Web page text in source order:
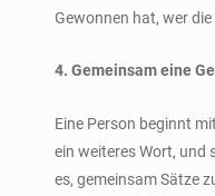
Gewonnen hat, wer
4. Gemeinsam eine
Eine Person beginnt
ein weiteres Wort, und
es, gemeinsam Sätze